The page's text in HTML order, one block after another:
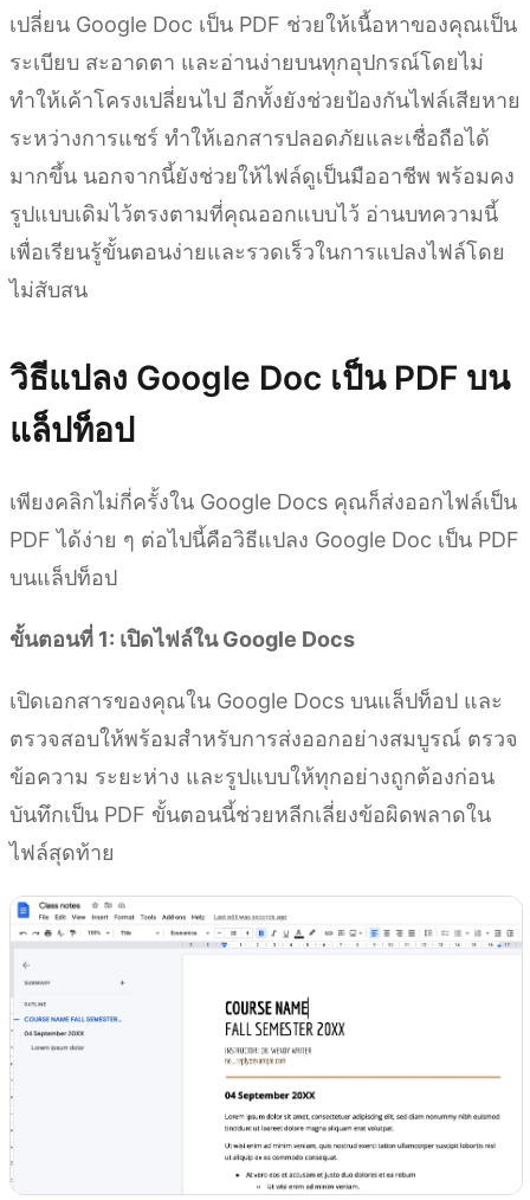
เปลี่ยน Google Doc เป็น PDF ช่วยให้เนื้อหาของคุณเป็น
ระเบียบ สะอาดตา และอ่านง่ายบนทุกอุปกรณ์โดยไม่
ทำให้เค้าโครงเปลี่ยนไป อีกทั้งยังช่วยป้องกันไฟล์เสียหาย
ระหว่างการแชร์ ทำให้เอกสารปลอดภัยและเชื่อถือได้
มากขึ้น นอกจากนี้ยังช่วยให้ไฟล์ดูเป็นมืออาชีพ พร้อมคง
รูปแบบเดิมไว้ตรงตามที่คุณออกแบบไว้ อ่านบทความนี้
เพื่อเรียนรู้ขั้นตอนง่ายและรวดเร็วในการแปลงไฟล์โดย
ไม่สับสน
วิธีแปลง Google Doc เป็น PDF บน
แล็ปท็อป
เพียงคลิกไม่กี่ครั้งใน Google Docs คุณก็ส่งออกไฟล์เป็น
PDF ได้ง่าย ๆ ต่อไปนี้คือวิธีแปลง Google Doc เป็น PDF
บนแล็ปท็อป
ขั้นตอนที่ 1: เปิดไฟล์ใน Google Docs
เปิดเอกสารของคุณใน Google Docs บนแล็ปท็อป และ
ตรวจสอบให้พร้อมสำหรับการส่งออกอย่างสมบูรณ์ ตรวจ
ข้อความ ระยะห่าง และรูปแบบให้ทุกอย่างถูกต้องก่อน
บันทึกเป็น PDF ขั้นตอนนี้ช่วยหลีกเลี่ยงข้อผิดพลาดใน
ไฟล์สุดท้าย